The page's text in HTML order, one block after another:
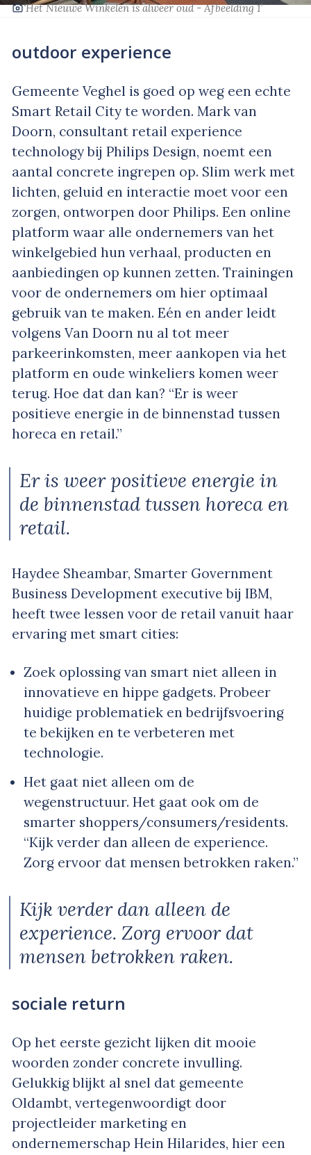
‘Het Nieuwe Winkelen is alweer oud - Afbeelding 1’
outdoor experience
Gemeente Veghel is goed op weg een echte
Smart Retail City te worden. Mark van
Doorn, consultant retail experience
technology bij Philips Design, noemt een
aantal concrete ingrepen op. Slim werk met
lichten, geluid en interactie moet voor een
zorgen, ontworpen door Philips. Een online
platform waar alle ondernemers van het
winkelgebied hun verhaal, producten en
aanbiedingen op kunnen zetten. Trainingen
voor de ondernemers om hier optimaal
gebruik van te maken. Eén en ander leidt
volgens Van Doorn nu al tot meer
parkeerinkomsten, meer aankopen via het
platform en oude winkeliers komen weer
terug. Hoe dat dan kan? “Er is weer
positieve energie in de binnenstad tussen
horeca en retail.”
Er is weer positieve energie in
de binnenstad tussen horeca en
retail.
Haydee Sheambar, Smarter Government
Business Development executive bij IBM,
heeft twee lessen voor de retail vanuit haar
ervaring met smart cities:
Zoek oplossing van smart niet alleen in
innovatieve en hippe gadgets. Probeer
huidige problematiek en bedrijfsvoering
te bekijken en te verbeteren met
technologie.
Het gaat niet alleen om de
wegenstructuur. Het gaat ook om de
smarter shoppers/consumers/residents.
“Kijk verder dan alleen de experience.
Zorg ervoor dat mensen betrokken raken.”
Kijk verder dan alleen de
experience. Zorg ervoor dat
mensen betrokken raken.
sociale return
Op het eerste gezicht lijken dit mooie
woorden zonder concrete invulling.
Gelukkig blijkt al snel dat gemeente
Oldambt, vertegenwoordigt door
projectleider marketing en
ondernemerschap Hein Hilarides, hier een